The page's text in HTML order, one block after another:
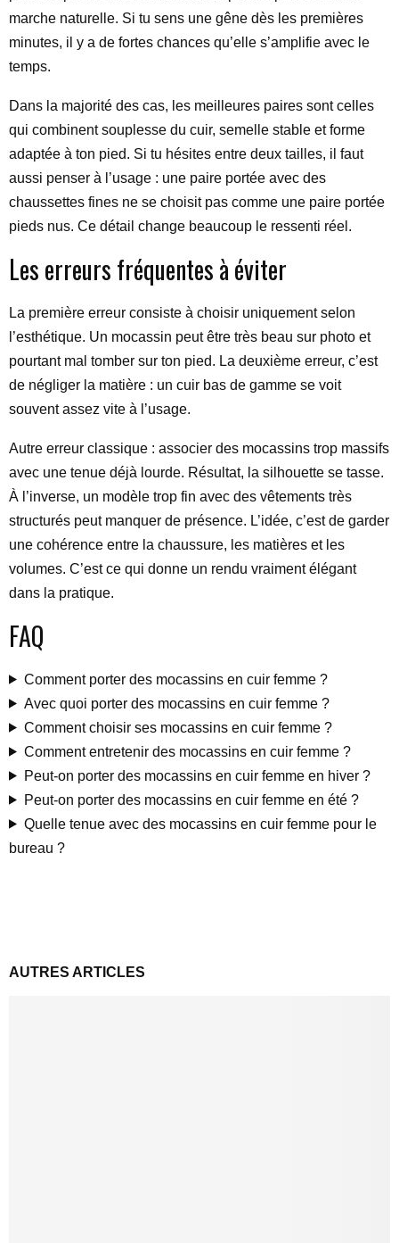
marche naturelle. Si tu sens une gêne dès les premières
minutes, il y a de fortes chances qu’elle s’amplifie avec le
temps.
Dans la majorité des cas, les meilleures paires sont celles
qui combinent souplesse du cuir, semelle stable et forme
adaptée à ton pied. Si tu hésites entre deux tailles, il faut
aussi penser à l’usage : une paire portée avec des
chaussettes fines ne se choisit pas comme une paire portée
pieds nus. Ce détail change beaucoup le ressenti réel.
Les erreurs fréquentes à éviter
La première erreur consiste à choisir uniquement selon
l’esthétique. Un mocassin peut être très beau sur photo et
pourtant mal tomber sur ton pied. La deuxième erreur, c’est
de négliger la matière : un cuir bas de gamme se voit
souvent assez vite à l’usage.
Autre erreur classique : associer des mocassins trop massifs
avec une tenue déjà lourde. Résultat, la silhouette se tasse.
À l’inverse, un modèle trop fin avec des vêtements très
structurés peut manquer de présence. L’idée, c’est de garder
une cohérence entre la chaussure, les matières et les
volumes. C’est ce qui donne un rendu vraiment élégant
dans la pratique.
FAQ
Comment porter des mocassins en cuir femme ?
Avec quoi porter des mocassins en cuir femme ?
Comment choisir ses mocassins en cuir femme ?
Comment entretenir des mocassins en cuir femme ?
Peut-on porter des mocassins en cuir femme en hiver ?
Peut-on porter des mocassins en cuir femme en été ?
Quelle tenue avec des mocassins en cuir femme pour le
bureau ?
AUTRES ARTICLES